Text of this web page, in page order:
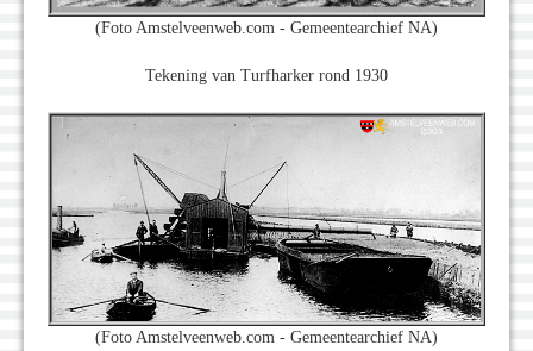
(Foto Amstelveenweb.com - Gemeentearchief NA)
Tekening van Turfharker rond 1930
(Foto Amstelveenweb.com - Gemeentearchief NA)